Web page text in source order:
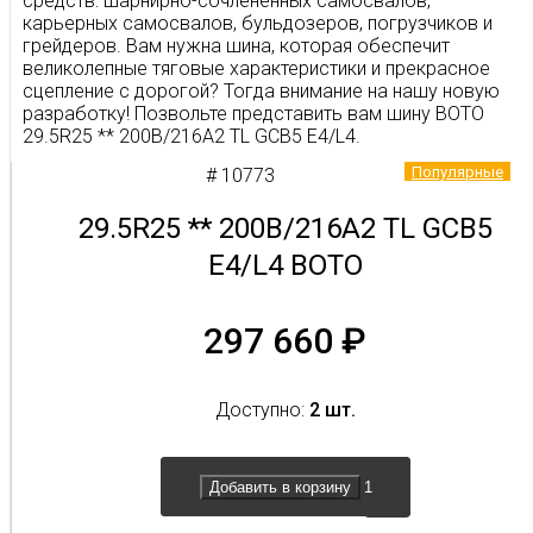
карьерных самосвалов, бульдозеров, погрузчиков и
грейдеров. Вам нужна шина, которая обеспечит
великолепные тяговые характеристики и прекрасное
сцепление с дорогой? Тогда внимание на нашу новую
разработку! Позвольте представить вам шину BOTO
29.5R25 ** 200B/216A2 TL GCB5 E4/L4.
Наша шина специально создана для обеспечения
средством. Сочетание превосходных тяговых
характеристик и надёжного сцепления с дорогой
обеспечивает уникальный опыт вождения. Вы
Но это еще не всё! Наша шина оснащена
дополнительный запас прочности. Это означает, что
срок эксплуатации шины значительно увеличивается.
Популярные
# 10773
29.5R25 ** 200B/216A2 TL GCB5
E4/L4 BOTO
297 660 ₽
Доступно: 2 шт.
Добавить в корзину